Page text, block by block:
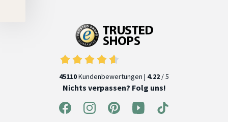
45110Kundenbewertungen | 4.22 / 5
Nichts verpassen? Folg uns!